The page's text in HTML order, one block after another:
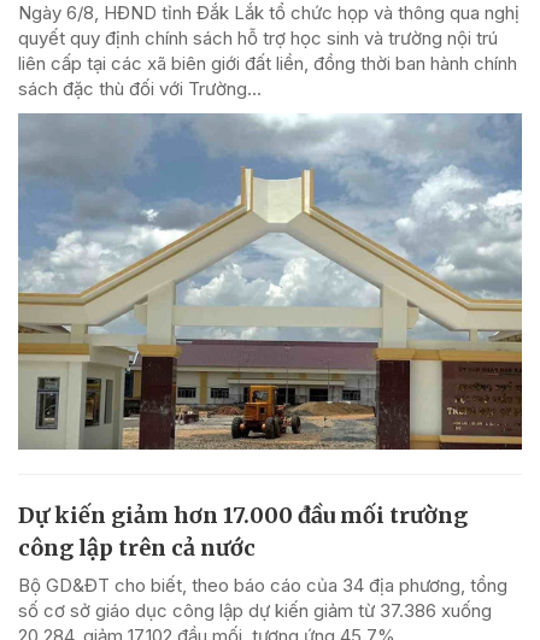
Ngày 6/8, HĐND tỉnh Đắk Lắk tổ chức họp và thông qua nghị
quyết quy định chính sách hỗ trợ học sinh và trường nội trú
liên cấp tại các xã biên giới đất liền, đồng thời ban hành chính
sách đặc thù đối với Trường...
Dự kiến giảm hơn 17.000 đầu mối trường
công lập trên cả nước
Bộ GD&ĐT cho biết, theo báo cáo của 34 địa phương, tổng
số cơ sở giáo dục công lập dự kiến giảm từ 37.386 xuống